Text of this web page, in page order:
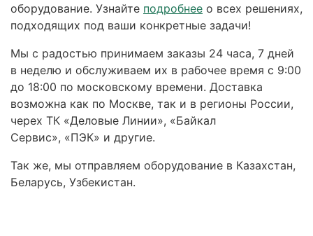
оборудование. Узнайте подробнее о всех решениях,
подходящих под ваши конкретные задачи!
Мы с радостью принимаем заказы 24 часа, 7 дней
в неделю и обслуживаем их в рабочее время с 9:00
до 18:00 по московскому времени. Доставка
возможна как по Москве, так и в регионы России,
черех ТК «Деловые Линии», «Байкал
Сервис», «ПЭК» и другие.
Так же, мы отправляем оборудование в Казахстан,
Беларусь, Узбекистан.